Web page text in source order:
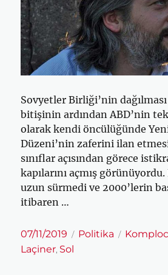
Sovyetler Birliği’nin
bitişinin ardından ABD’nin
olarak kendi öncülüğünde
Düzeni’nin zaferini ilan
sınıflar açısından görece
kapılarını açmış
uzun sürmedi ve 2000’lerin
itibaren …
Yayın
tarihi
07/11/2019 Kategoriler
Politika Etiketler
Laçiner, Sol